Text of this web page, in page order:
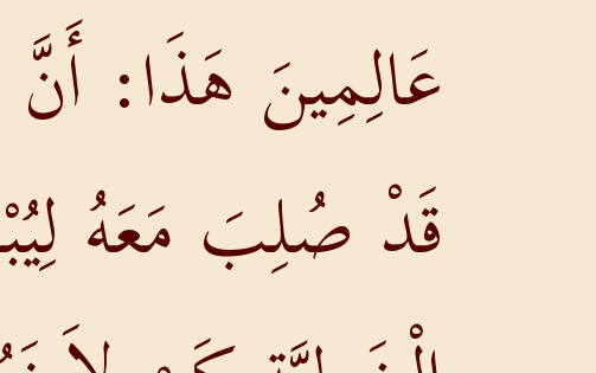
عَالِمِينَ هَذَا: أَنَّ
قَدْ صُلِبَ مَعَهُ